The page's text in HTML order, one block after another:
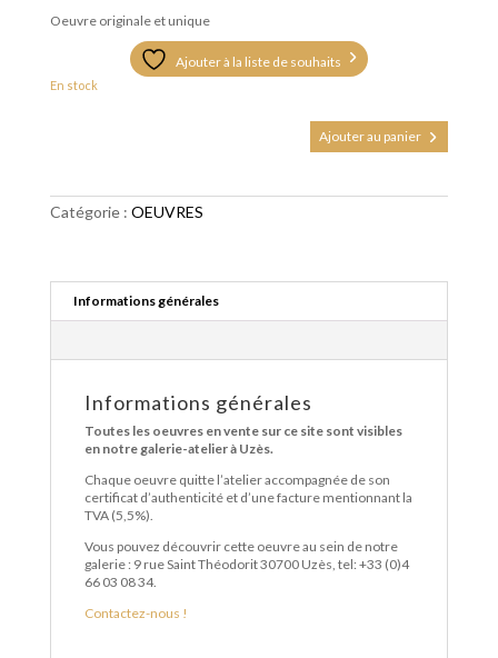
Oeuvre originale et unique
Ajouter à la liste de souhaits
En stock
Ajouter au panier
Catégorie : OEUVRES
Informations générales
Informations générales
Toutes les oeuvres en vente sur ce site sont visibles
en notre galerie-atelier à Uzès.
Chaque oeuvre quitte l’atelier accompagnée de son
certificat d’authenticité et d’une facture mentionnant la
TVA (5,5%).
Vous pouvez découvrir cette oeuvre au sein de notre
galerie : 9 rue Saint Théodorit 30700 Uzès, tel: +33 (0)4
66 03 08 34.
Contactez-nous !